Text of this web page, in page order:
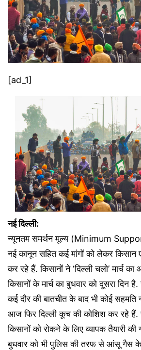
[ad_1]
नई दिल्ली:
न्यूनतम समर्थन मूल्य (Minimum
नई कानून सहित कई मांगों को लेकर किसान
कर रहे हैं. किसानों ने ‘दिल्ली चलो’ मार्च
किसानों के मार्च का बुधवार को दूसरा दिन
कई दौर की बातचीत के बाद भी कोई सहमति
आज फिर दिल्ली कूच की कोशिश कर रहे
किसानों को रोकने के लिए व्यापक तैयारी
बुधवार को भी पुलिस की तरफ से आंसू गैस के